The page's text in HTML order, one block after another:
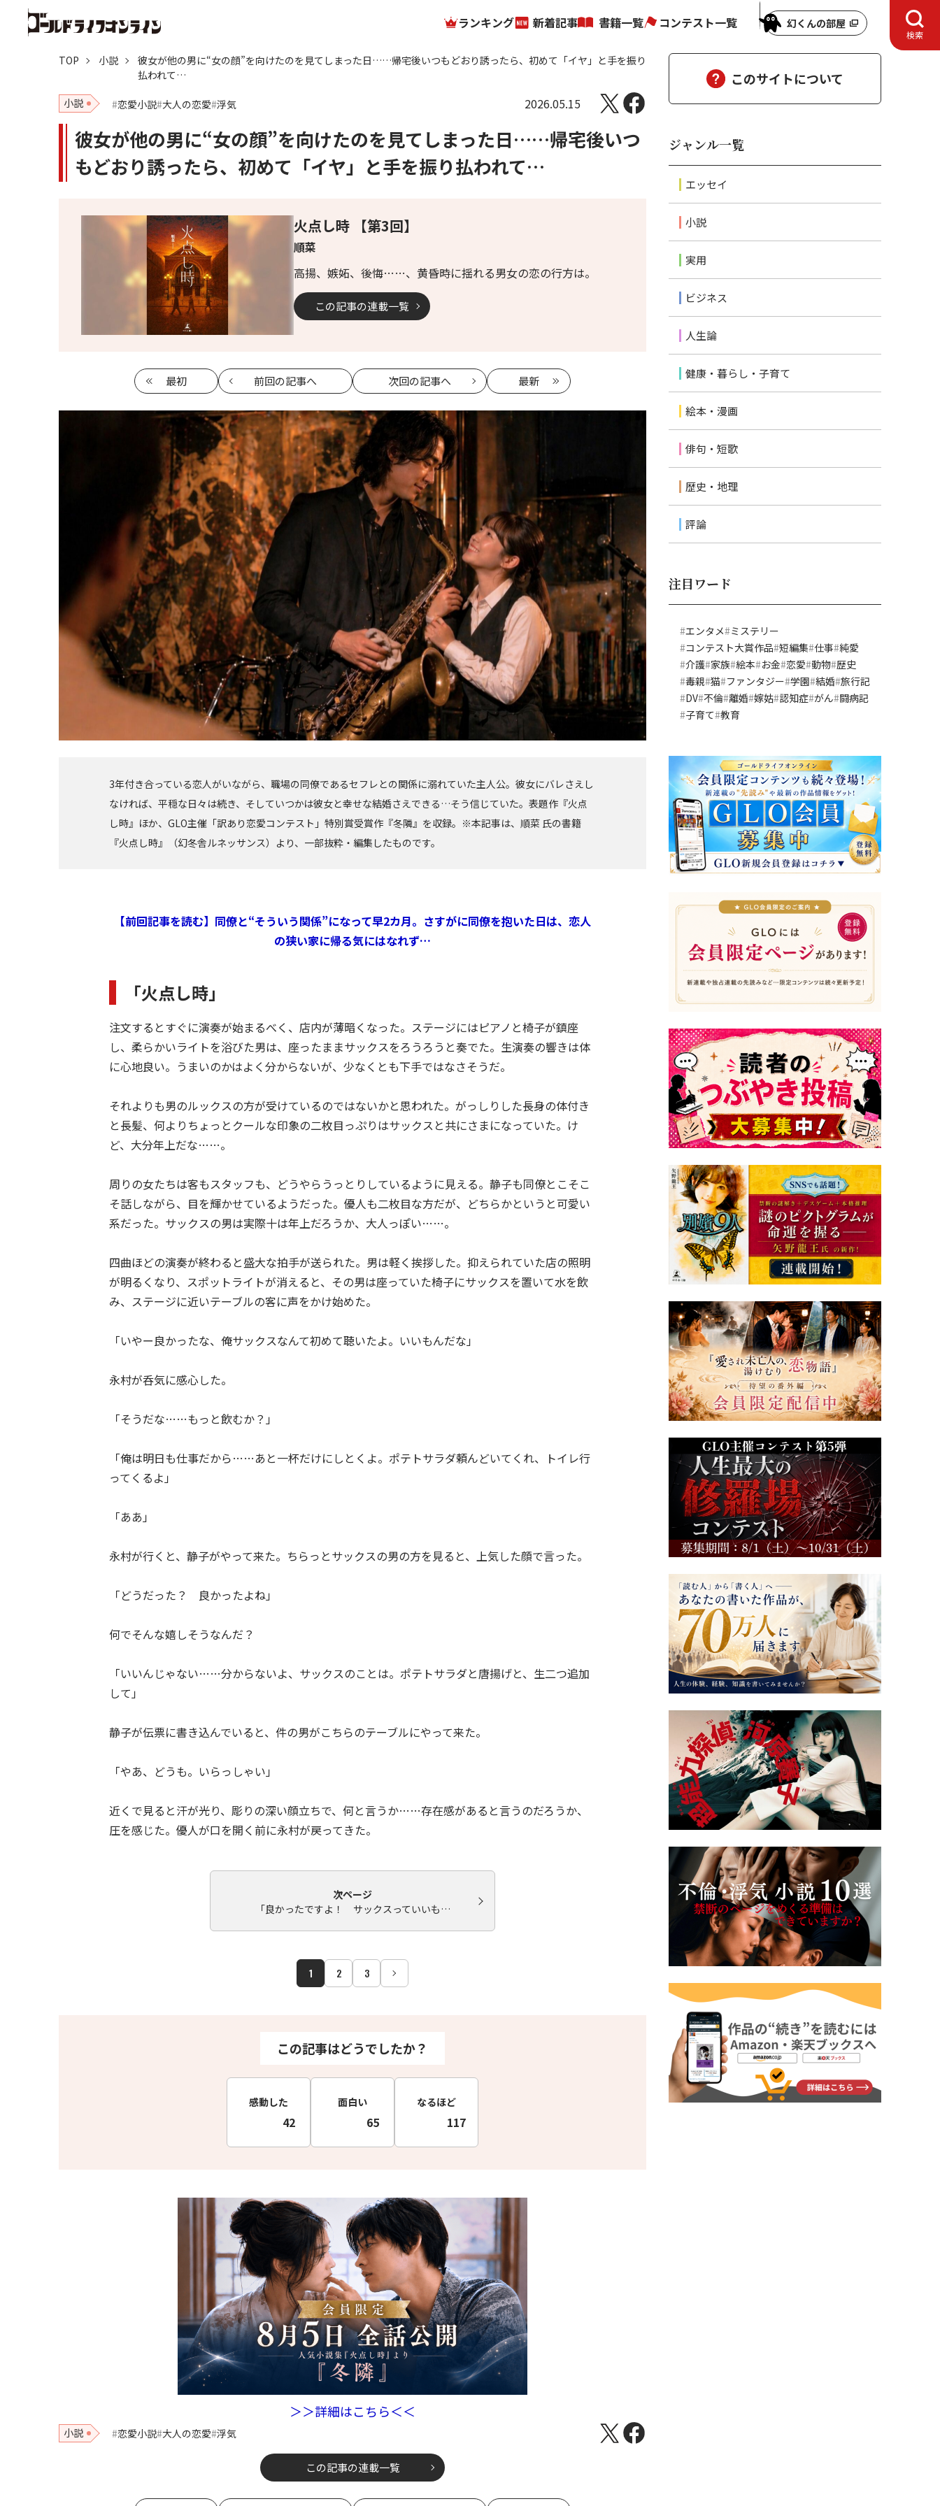
ランキング 新着記事 書籍一覧 コンテスト一覧 幻くんの部屋
検索
TOP 小説
彼女が他の男に“女の顔”を向けたのを見てしまった日……帰宅後いつもどおり誘ったら、初めて「イヤ」と手を振り
払われて…
小説
恋愛小説 大人の恋愛 浮気 2026.05.15
彼女が他の男に“女の顔”を向けたのを見てしまった日……帰宅後いつ
もどおり誘ったら、初めて「イヤ」と手を振り払われて…
火点し時 【第3回】
順菜
高揚、嫉妬、後悔……、黄昏時に揺れる男女の恋の行方は。
この記事の連載一覧
最初 前回の記事へ 次回の記事へ 最新
3年付き合っている恋人がいながら、職場の同僚であるセフレとの関係に溺れていた主人公。彼女にバレさえし
なければ、平穏な日々は続き、そしていつかは彼女と幸せな結婚さえできる…そう信じていた。表題作『火点
し時』ほか、GLO主催「訳あり恋愛コンテスト」特別賞受賞作『冬隣』を収録。※本記事は、順菜 氏の書籍
『火点し時』（幻冬舎ルネッサンス）より、一部抜粋・編集したものです。
【前回記事を読む】同僚と“そういう関係”になって早2カ月。さすがに同僚を抱いた日は、恋人
の狭い家に帰る気にはなれず…
「火点し時」
注文するとすぐに演奏が始まるべく、店内が薄暗くなった。ステージにはピアノと椅子が鎮座
し、柔らかいライトを浴びた男は、座ったままサックスをろうろうと奏でた。生演奏の響きは体
に心地良い。うまいのかはよく分からないが、少なくとも下手ではなさそうだ。
それよりも男のルックスの方が受けているのではないかと思われた。がっしりした長身の体付き
と長髪、何よりちょっとクールな印象の二枚目っぷりはサックスと共にさまになっていた。け
ど、大分年上だな……。
周りの女たちは客もスタッフも、どうやらうっとりしているように見える。静子も同僚とこそこ
そ話しながら、目を輝かせているようだった。優人も二枚目な方だが、どちらかというと可愛い
系だった。サックスの男は実際十は年上だろうか、大人っぽい……。
四曲ほどの演奏が終わると盛大な拍手が送られた。男は軽く挨拶した。抑えられていた店の照明
が明るくなり、スポットライトが消えると、その男は座っていた椅子にサックスを置いて水を飲
み、ステージに近いテーブルの客に声をかけ始めた。
「いやー良かったな、俺サックスなんて初めて聴いたよ。いいもんだな」
永村が呑気に感心した。
「そうだな……もっと飲むか？」
「俺は明日も仕事だから……あと一杯だけにしとくよ。ポテトサラダ頼んどいてくれ、トイレ行
ってくるよ」
「ああ」
永村が行くと、静子がやって来た。ちらっとサックスの男の方を見ると、上気した顔で言った。
「どうだった？ 良かったよね」
何でそんな嬉しそうなんだ？
「いいんじゃない……分からないよ、サックスのことは。ポテトサラダと唐揚げと、生二つ追加
して」
静子が伝票に書き込んでいると、件の男がこちらのテーブルにやって来た。
「やあ、どうも。いらっしゃい」
近くで見ると汗が光り、彫りの深い顔立ちで、何と言うか……存在感があると言うのだろうか、
圧を感じた。優人が口を開く前に永村が戻ってきた。
次ページ
「良かったですよ！ サックスっていいも…
1 2 3
この記事はどうでしたか？
感動した
42
面白い
65
なるほど
117
＞＞詳細はこちら＜＜
小説 恋愛小説 大人の恋愛 浮気
この記事の連載一覧
このサイトについて
ジャンル一覧
エッセイ
小説
実用
ビジネス
人生論
健康・暮らし・子育て
絵本・漫画
俳句・短歌
歴史・地理
評論
注目ワード
エンタメ ミステリー
コンテスト大賞作品 短編集 仕事 純愛
介護 家族 絵本 お金 恋愛 動物 歴史
毒親 猫 ファンタジー 学園 結婚 旅行記
DV 不倫 離婚 嫁姑 認知症 がん 闘病記
子育て 教育